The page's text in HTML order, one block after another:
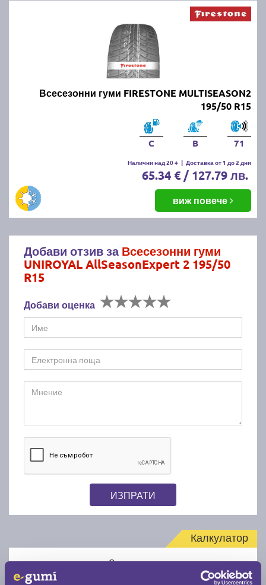
Всесезонни гуми FIRESTONE MULTISEASON2
195/50 R15
C B 71
Налични над 20 + | Доставка от 1 до 2 дни
65.34 € / 127.79 лв.
виж повече
Добави отзив заВсесезонни гуми
UNIROYAL AllSeasonExpert 2 195/50
R15
Добави оценка
ИЗПРАТИ
Калкулатор
Стар размер